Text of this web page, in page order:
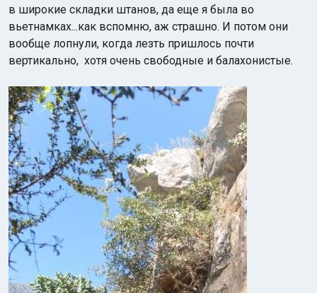
в широкие складки штанов, да еще я была во
вьетнамках...как вспомню, аж страшно. И потом они
вообще лопнули, когда лезть пришлось почти
вертикально, хотя очень свободные и балахонистые.